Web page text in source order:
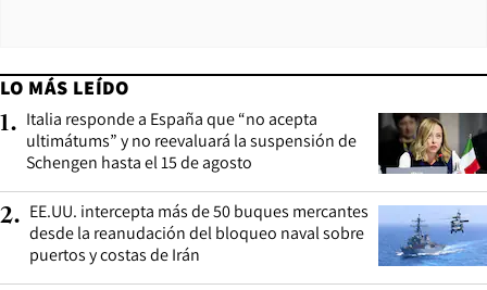
LO MÁS LEÍDO
1. Italia responde a España que “no acepta
ultimátums” y no reevaluará la suspensión de
Schengen hasta el 15 de agosto
2. EE.UU. intercepta más de 50 buques mercantes
desde la reanudación del bloqueo naval sobre
puertos y costas de Irán